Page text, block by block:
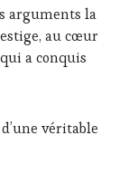
arguments la
au cœur
a conquis
véritable